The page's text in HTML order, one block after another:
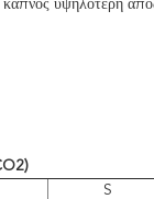
υψηλότερη
S